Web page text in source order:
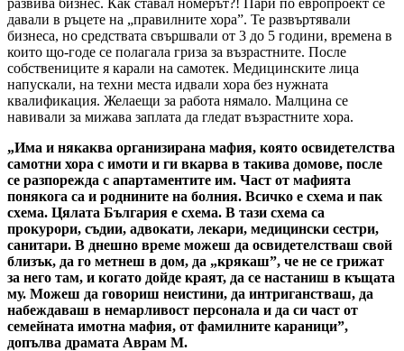
давали в ръцете на „правилните хора”. Те развъртявали
бизнеса, но средствата свършвали от 3 до 5 години, времена в
които що-годе се полагала гриза за възрастните. После
собствениците я карали на самотек. Медицинските лица
напускали, на техни места идвали хора без нужната
квалификация. Желаещи за работа нямало. Малцина се
навивали за мижава заплата да гледат възрастните хора.
„Има и някаква организирана мафия, която освидетелства
самотни хора с имоти и ги вкарва в такива домове, после
се разпорежда с апартаментите им. Част от мафията
понякога са и роднините на болния. Всичко е схема и пак
схема. Цялата България е схема. В тази схема са
прокурори, съдии, адвокати, лекари, медицински сестри,
санитари. В днешно време можеш да освидетелстваш свой
близък, да го метнеш в дом, да „крякаш”, че не се грижат
за него там, и когато дойде краят, да се настаниш в къщата
му. Можеш да говориш неистини, да интриганстваш, да
набеждаваш в немарливост персонала и да си част от
семейната имотна мафия, от фамилните караници”,
допълва драмата Аврам М.